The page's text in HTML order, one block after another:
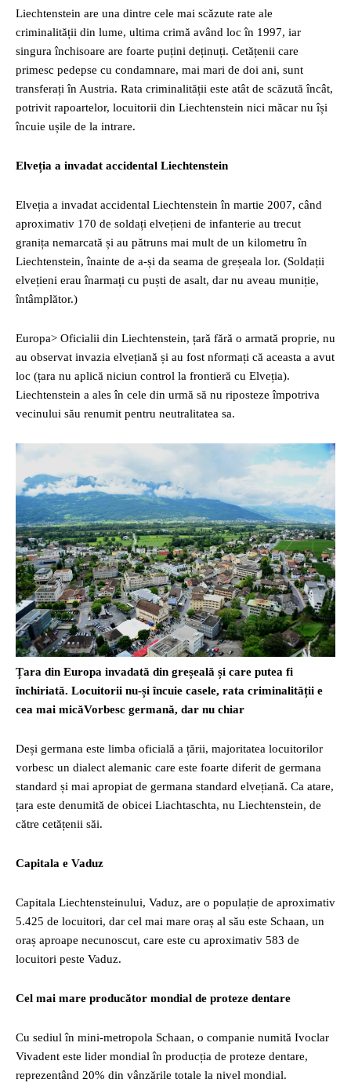
Liechtenstein are una dintre cele mai scăzute rate ale
criminalității din lume, ultima crimă având loc în 1997, iar
singura închisoare are foarte puțini deținuți. Cetățenii care
primesc pedepse cu condamnare, mai mari de doi ani, sunt
transferați în Austria. Rata criminalității este atât de scăzută încât,
potrivit rapoartelor, locuitorii din Liechtenstein nici măcar nu își
încuie ușile de la intrare.
Elveția a invadat accidental Liechtenstein
Elveția a invadat accidental Liechtenstein în martie 2007, când
aproximativ 170 de soldați elvețieni de infanterie au trecut
granița nemarcată și au pătruns mai mult de un kilometru în
Liechtenstein, înainte de a-și da seama de greșeala lor. (Soldații
elvețieni erau înarmați cu puști de asalt, dar nu aveau muniție,
întâmplător.)
Europa> Oficialii din Liechtenstein, țară fără o armată proprie, nu
au observat invazia elvețiană și au fost nformați că aceasta a avut
loc (țara nu aplică niciun control la frontieră cu Elveția).
Liechtenstein a ales în cele din urmă să nu riposteze împotriva
vecinului său renumit pentru neutralitatea sa.
Țara din Europa invadată din greșeală și care putea fi
închiriată. Locuitorii nu-și încuie casele, rata criminalității e
cea mai micăVorbesc germană, dar nu chiar
Deși germana este limba oficială a țării, majoritatea locuitorilor
vorbesc un dialect alemanic care este foarte diferit de germana
standard și mai apropiat de germana standard elvețiană. Ca atare,
țara este denumită de obicei Liachtaschta, nu Liechtenstein, de
către cetățenii săi.
Capitala e Vaduz
Capitala Liechtensteinului, Vaduz, are o populație de aproximativ
5.425 de locuitori, dar cel mai mare oraș al său este Schaan, un
oraș aproape necunoscut, care este cu aproximativ 583 de
locuitori peste Vaduz.
Cel mai mare producător mondial de proteze dentare
Cu sediul în mini-metropola Schaan, o companie numită Ivoclar
Vivadent este lider mondial în producția de proteze dentare,
reprezentând 20% din vânzările totale la nivel mondial.